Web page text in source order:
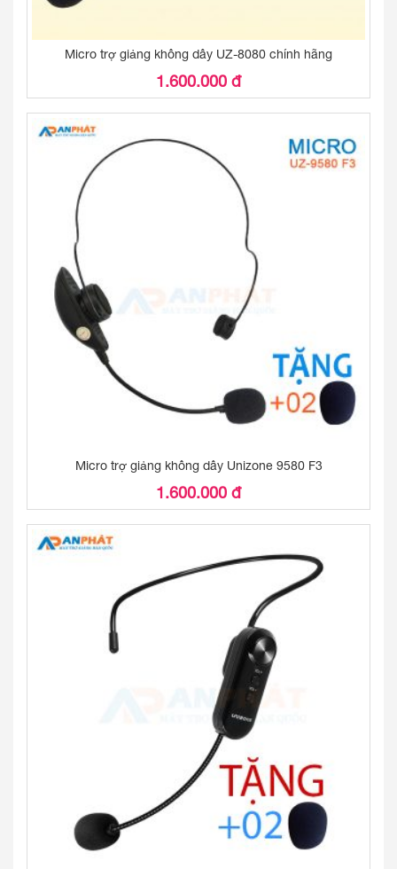
Micro trợ giảng không dây UZ-8080 chính hãng
1.600.000 đ
Micro trợ giảng không dây Unizone 9580 F3
1.600.000 đ